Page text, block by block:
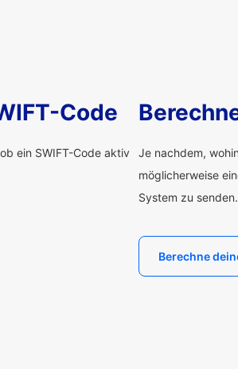
Code
ein SWIFT-Code aktiv
Je nachdem,
möglicherweise
System zu senden.
Berechne